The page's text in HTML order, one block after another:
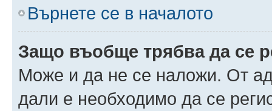
Върнете се в началото
Защо въобще трябва да се
Може и да не се наложи. От
дали е необходимо да се